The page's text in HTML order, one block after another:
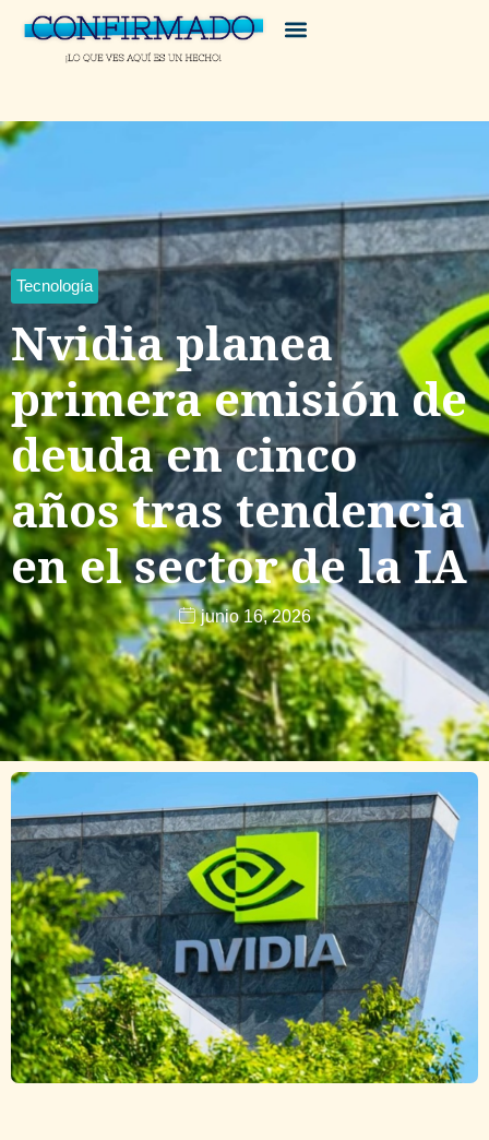
Tecnología
Nvidia planea
primera emisión de
deuda en cinco
años tras tendencia
en el sector de la IA
junio 16, 2026